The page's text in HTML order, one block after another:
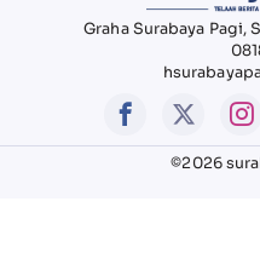
Graha Surabaya Pagi,
©2026